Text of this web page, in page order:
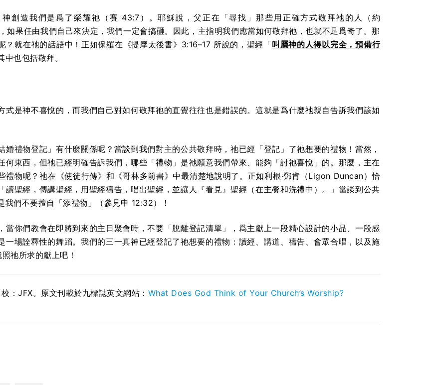
創造我們是爲了榮耀祂（賽 43:7）。耶穌說，父正在「尋找」那些用正確方式敬拜祂的人（約
如果任由我們自己來決定，我們一定會搞砸。因此，主指明我們應當如何敬拜祂，也就不足爲奇了。那
？就在祂的話語中！正如保羅在《提摩太後書》3:16–17 所說的，聖經「叫屬神的人得以完全，預備行
中也包括敬拜。
式是神不喜悅的，而我們自己對如何敬拜祂的直覺往往也是錯誤的。這就是爲什麼祂親自告訴我們該如
婚禮物登記」有什麼關係呢？當談到我們對主的公共敬拜時，祂已經「登記」了祂想要的禮物！當然，
何東西，但祂已經明確告訴我們，哪些「禮物」是祂願意我們帶來、能夠「討祂喜悅」的。那麼，主在
禮物呢？祂在《使徒行傳》和《哥林多前書》中最清楚地說明了。正如利根·鄧肯（Ligon Duncan）恰
讀聖經，傳講聖經，用聖經禱告，唱出聖經，並讓人『看見』聖經（在主餐和洗禮中）。」當談到公共
我們不要擅自「添禮物」（參見申 12:32）！
當你們教會在即將到來的主日聚會時，不要「脫離登記清單」，爲主獻上一段精心設計的小品、一段感
一場詮釋性的舞蹈。我們的三一真神已經登記了祂想要的禮物：讀經、講道、禱告、會眾合唱，以及施
祂所求的獻上吧！
： JFX。原文刊載於九標誌英文網站： What Does God Think of Your Church’s Worship?